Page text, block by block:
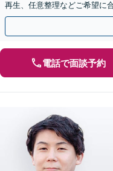
再生、任意整理などご希望に
抱え込まず、お気軽にご相談
電話で面談予約